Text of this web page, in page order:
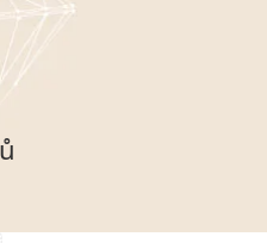
v souladu se
znění výslovně
uchováním veškerých
poskytuji prostřednictvím
IČO: 05892481. Tyto
s.r.o., IČO: